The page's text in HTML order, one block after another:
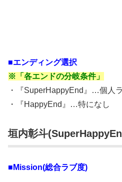
■エンディング選択
※「各エンドの分岐条件」
・『SuperHappyEnd』…個人
・『HappyEnd』…特になし
垣内彰斗
■Mission(総合ラブ度)